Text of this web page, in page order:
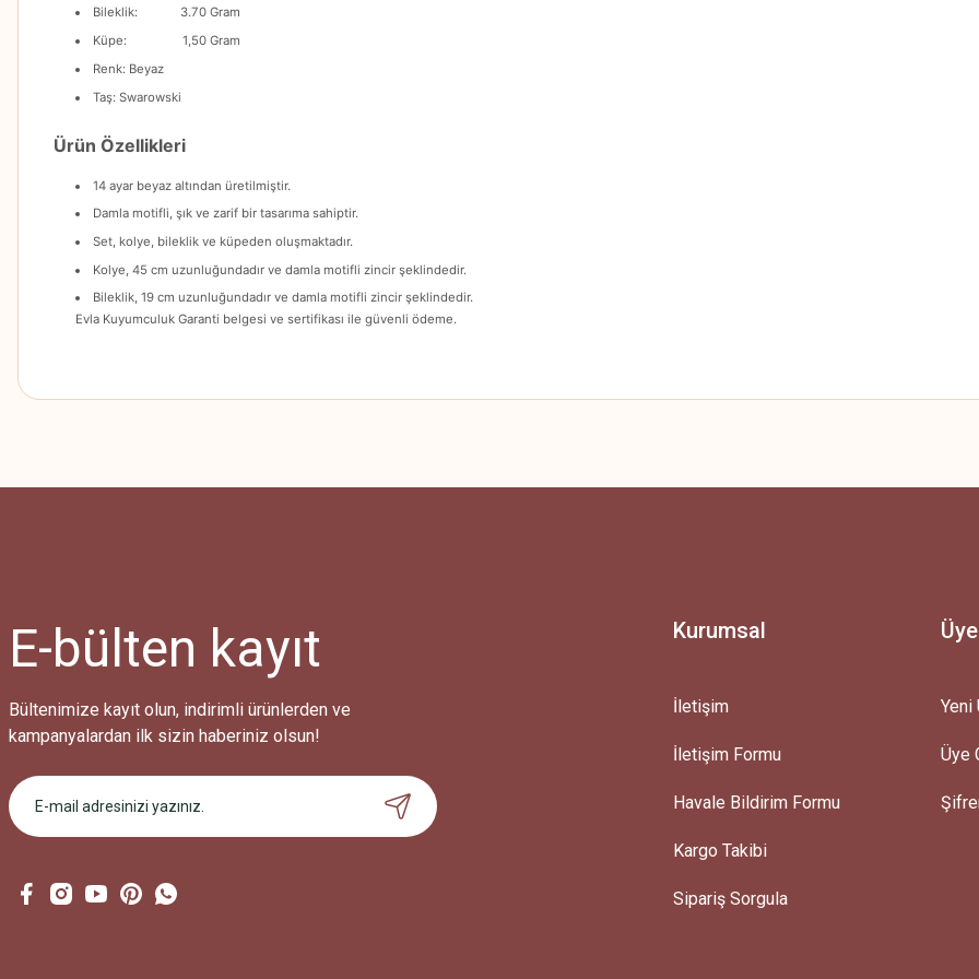
Bileklik: 3.70 Gram
Küpe: 1,50 Gram
Renk: Beyaz
Taş: Swarowski
Ürün Özellikleri
14 ayar beyaz altından üretilmiştir.
Damla motifli, şık ve zarif bir tasarıma sahiptir.
Set, kolye, bileklik ve küpeden oluşmaktadır.
Kolye, 45 cm uzunluğundadır ve damla motifli zincir şeklindedir.
Bileklik, 19 cm uzunluğundadır ve damla motifli zincir şeklindedir.
Evla Kuyumculuk Garanti belgesi ve sertifikası ile güvenli ödeme.
Bu ürüne ilk yorumu siz yapın!
Ürün hakkında henüz soru sorulmamış.
Bu ürüne benzer farklı alternatifler olmalı.
Gönder
E-bülten kayıt
Bültenimize kayıt olun, indirimli ürünlerden ve
kampanyalardan ilk sizin haberiniz olsun!
Kurumsal
İletişim
İletişim Formu
Havale Bildirim Formu
Kargo Takibi
Sipariş Sorgula
Yeni
Üye